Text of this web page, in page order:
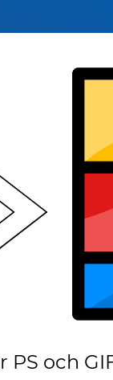
PS och